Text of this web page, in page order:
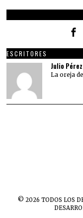
ESCRITORES
Julio Pérez
La oreja
© 2026 TODOS LOS